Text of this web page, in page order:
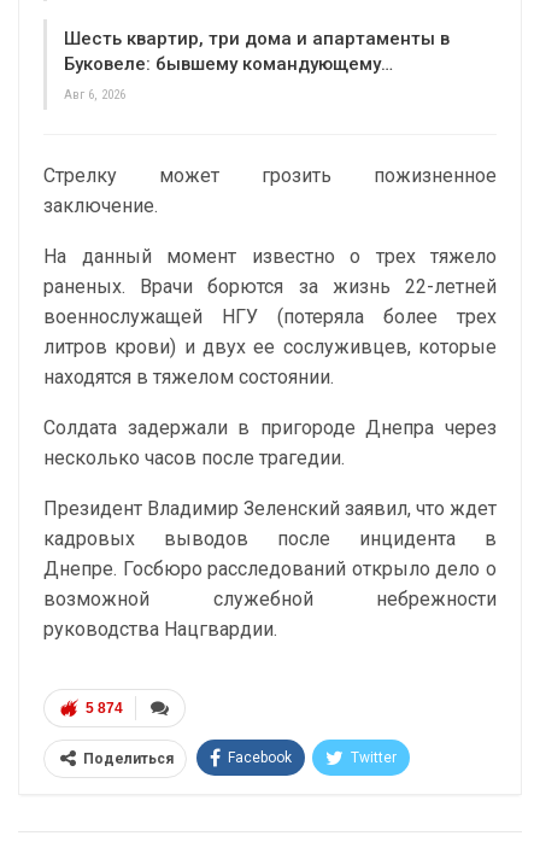
Шесть квартир, три дома и апартаменты в
Буковеле: бывшему командующему…
Авг 6, 2026
Стрелку может грозить пожизненное
заключение.
На данный момент известно о трех тяжело
раненых. Врачи борются за жизнь 22-летней
военнослужащей НГУ (потеряла более трех
литров крови) и двух ее сослуживцев, которые
находятся в тяжелом состоянии.
Солдата задержали в пригороде Днепра через
несколько часов после трагедии.
Президент Владимир Зеленский заявил, что ждет
кадровых выводов после инцидента в
Днепре. Госбюро расследований открыло дело о
возможной служебной небрежности
руководства Нацгвардии.
5 874
Поделиться Facebook Twitter